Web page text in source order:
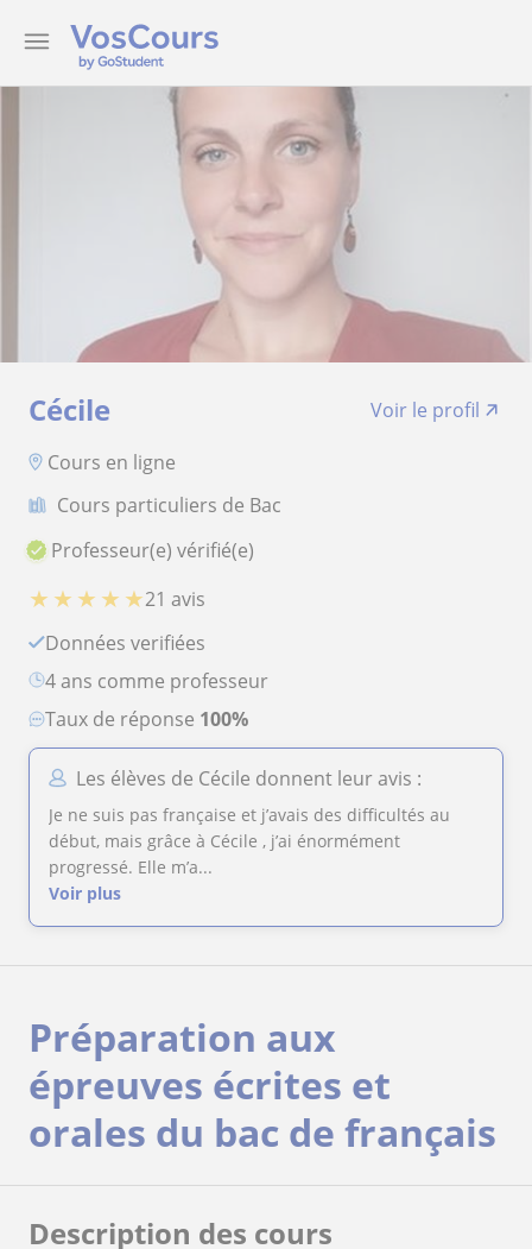
Cécile
Voir le profil
Cours en ligne
Cours particuliers de Bac
Professeur(e) vérifié(e)
★ ★ ★ ★ ★21 avis
Données verifiées
4 ans comme professeur
Taux de réponse 100%
Les élèves de Cécile donnent leur avis :
Je ne suis pas française et j’avais des difficultés au
début, mais grâce à Cécile , j’ai énormément
progressé. Elle m’a...
Voir plus
Préparation aux
épreuves écrites et
orales du bac de français
Description des cours